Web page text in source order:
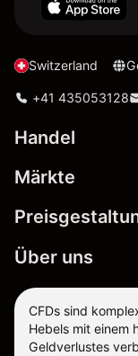
Switzerland
+41 435053128
Handel
Märkte
Über uns
CFDs sind
Hebels mit einem
Geldverlustes